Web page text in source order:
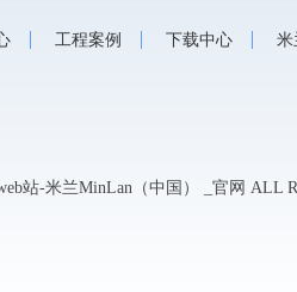
工程案例 下载中心 米
站-米兰MinLan（中国） _官网 ALL